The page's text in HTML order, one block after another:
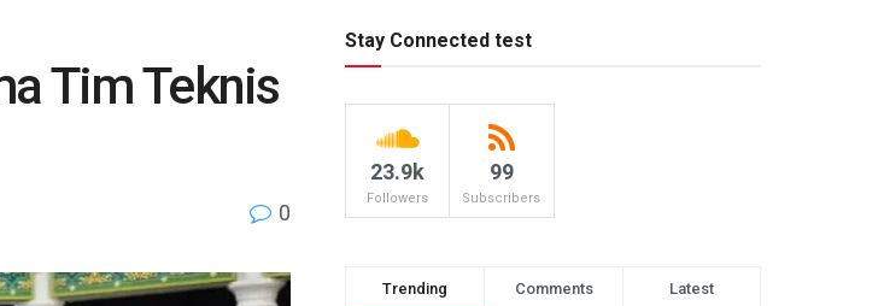
Tim Teknis
0
Stay Connected test
23.9k
Followers
99
Subscribers
Trending Comments Latest